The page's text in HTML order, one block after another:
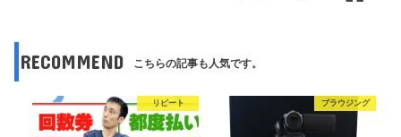
RECOMMEND こちらの記事も人気です。
リピート ブラウジング